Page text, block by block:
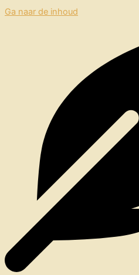
Ga naar de inhoud